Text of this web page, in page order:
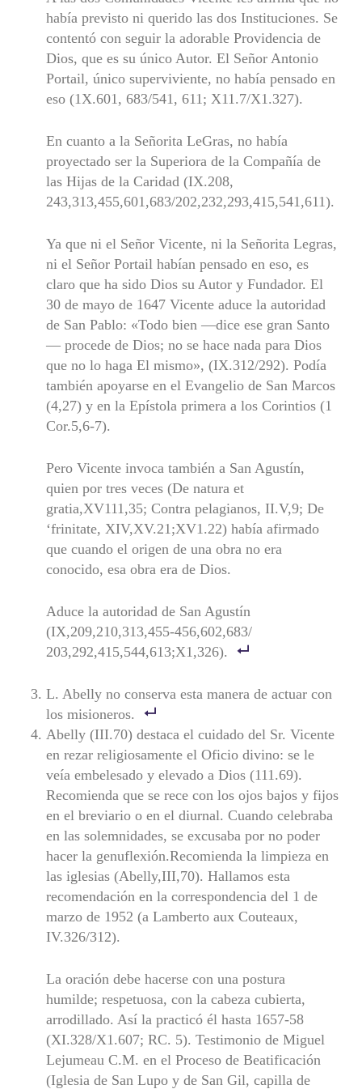
había previsto ni querido las dos Instituciones. Se
contentó con seguir la adorable Pro­videncia de
Dios, que es su único Autor. El Señor Antonio
Portail, único superviviente, no había pensado en
eso (1X.601, 683/541, 611; X11.7/X1.327).
En cuanto a la Señorita LeGras, no había
proyectado ser la Superio­ra de la Compañía de
las Hijas de la Caridad (IX.208,
243,313,455,601,683/202,232,293,415,541,611).
Ya que ni el Señor Vicente, ni la Señorita Legras,
ni el Señor Portail habían pensado en eso, es
claro que ha sido Dios su Autor y Funda­dor. El
30 de mayo de 1647 Vicente aduce la autoridad
de San Pablo: «Todo bien —dice ese gran Santo
— procede de Dios; no se hace nada para Dios
que no lo haga El mismo», (IX.312/292). Podía
también apoyarse en el Evangelio de San Marcos
(4,27) y en la Epístola pri­mera a los Corintios (1
Cor.5,6-7).
Pero Vicente invoca también a San Agustín,
quien por tres veces (De natura et
gratia,XV111,35; Contra pelagianos, II.V,9; De
‘frinitate, XIV,XV.21;XV1.22) había afirmado
que cuando el origen de una obra no era
conocido, esa obra era de Dios.
Aduce la autoridad de San Agustín
(IX,209,210,313,455-456,602,683/
203,292,415,544,613;X1,326).
L. Abelly no conserva esta manera de actuar con
los misioneros.
Abelly (III.70) destaca el cuidado del Sr. Vicente
en rezar religiosamente el Oficio divino: se le
veía embelesado y elevado a Dios (111.69).
Recomienda que se rece con los ojos bajos y fijos
en el breviario o en el diurnal. Cuando celebraba
en las solemnidades, se excusaba por no poder
hacer la genuflexión.Recomienda la limpieza en
las iglesias (Abelly,III,70). Hallamos esta
recomendación en la correspondencia del 1 de
marzo de 1952 (a Lamberto aux Couteaux,
IV.326/312).
La oración debe hacerse con una postura
humilde; respetuosa, con la cabeza cubierta,
arrodillado. Así la practicó él hasta 1657-58
(XI.328/X1.607; RC. 5). Testimonio de Miguel
Lejumeau C.M. en el Proceso de Beatificación
(Iglesia de San Lupo y de San Gil, capilla de